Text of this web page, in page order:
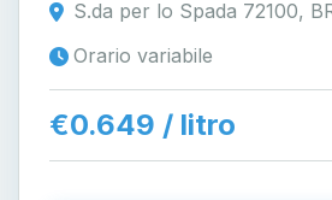
S.da per lo Spada 72100,
Orario variabile
€0.649 / litro